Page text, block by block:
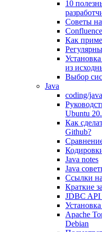
10
Советы
Как
из
Выбор
Java
coding/java
Ubuntu
Как
Github?
Java notes
Java
Ссылки
Краткие
JDBC API
Apache
Debian